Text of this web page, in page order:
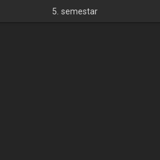
5. semestar